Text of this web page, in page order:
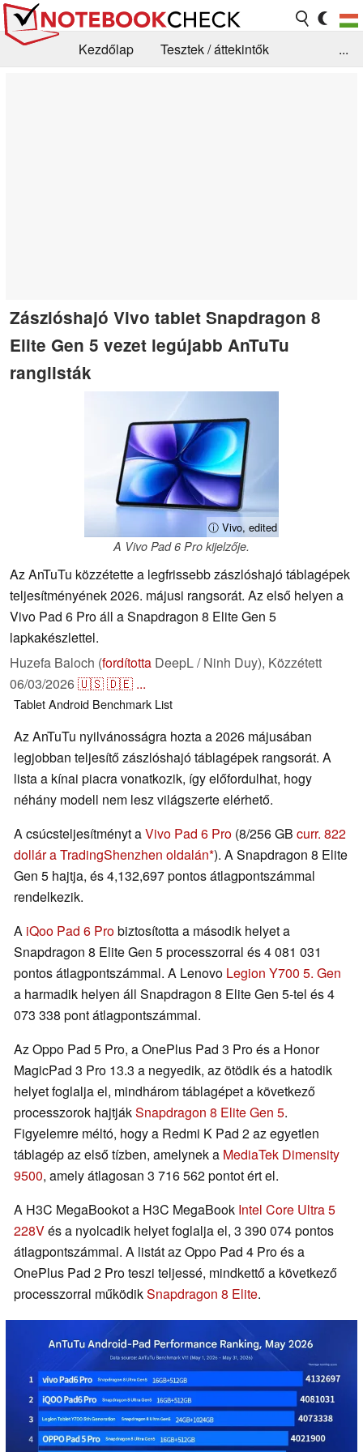
Kezdőlap
Tesztek / áttekintők
...
Zászlóshajó Vivo tablet Snapdragon 8
Elite Gen 5 vezet legújabb AnTuTu
ranglisták
ⓘ Vivo, edited
A Vivo Pad 6 Pro kijelzője.
Az AnTuTu közzétette a legfrissebb zászlóshajó táblagépek
teljesítményének 2026. májusi rangsorát. Az első helyen a
Vivo Pad 6 Pro áll a Snapdragon 8 Elite Gen 5
lapkakészlettel.
Huzefa Baloch (fordította DeepL / Ninh Duy), Közzétett
06/03/2026🇺🇸🇩🇪 ...
TabletAndroid Benchmark List
Az AnTuTu nyilvánosságra hozta a 2026 májusában
legjobban teljesítő zászlóshajó táblagépek rangsorát. A
lista a kínai piacra vonatkozik, így előfordulhat, hogy
néhány modell nem lesz világszerte elérhető.
A csúcsteljesítményt aVivo Pad 6 Pro (8/256 GB curr. 822
dollár a TradingShenzhen oldalán ). A Snapdragon 8 Elite
Gen 5 hajtja, és 4,132,697 pontos átlagpontszámmal
rendelkezik.
A iQoo Pad 6 Probiztosította a második helyet a
Snapdragon 8 Elite Gen 5 processzorral és 4 081 031
pontos átlagpontszámmal. A Lenovo Legion Y700 5. Gen
a harmadik helyen áll Snapdragon 8 Elite Gen 5-tel és 4
073 338 pont átlagpontszámmal.
Az Oppo Pad 5 Pro, a OnePlus Pad 3 Pro és a Honor
MagicPad 3 Pro 13.3 a negyedik, az ötödik és a hatodik
helyet foglalja el, mindhárom táblagépet a következő
processzorok hajtjákSnapdragon 8 Elite Gen 5.
Figyelemre méltó, hogy a Redmi K Pad 2 az egyetlen
táblagép az első tízben, amelynek a MediaTek Dimensity
9500, amely átlagosan 3 716 562 pontot ért el.
A H3C MegaBookot a H3C MegaBook Intel Core Ultra 5
228Vés a nyolcadik helyet foglalja el, 3 390 074 pontos
átlagpontszámmal. A listát az Oppo Pad 4 Pro és a
OnePlus Pad 2 Pro teszi teljessé, mindkettő a következő
processzorral működikSnapdragon 8 Elite.